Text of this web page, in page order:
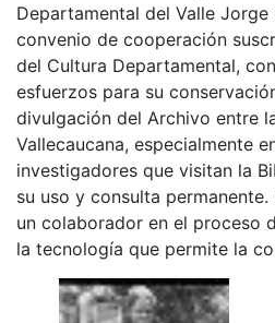
Departamental del Valle
convenio de cooperación
del Cultura Departamental,
esfuerzos para su
divulgación del Archivo entre
Vallecaucana, especialmente
investigadores que visitan la
su uso y consulta
un colaborador en el proceso
la tecnología que permite la